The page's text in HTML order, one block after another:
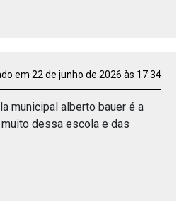
em 22 de junho de 2026 às 17:34
municipal alberto bauer é a
dessa escola e das